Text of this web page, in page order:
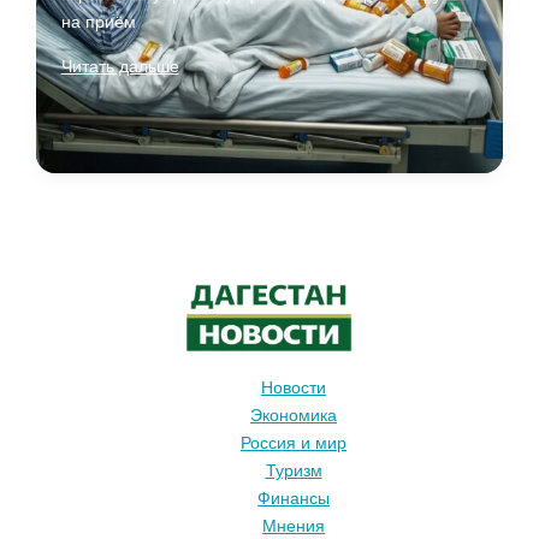
на приём
Здравоохранение:
текущая
ситуация
в
больницах,
Читать дальше
Новости
Экономика
Россия и мир
Туризм
Финансы
Мнения